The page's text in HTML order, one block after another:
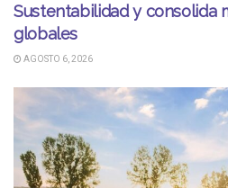
Sustentabilidad y consolida
globales
AGOSTO 6, 2026